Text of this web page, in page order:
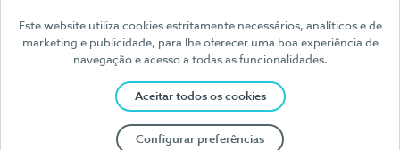
Este website utiliza cookies estritamente necessários, analíticos e de
marketing e publicidade, para lhe oferecer uma boa experiência de
navegação e acesso a todas as funcionalidades.
Aceitar todos os cookies
Configurar preferências